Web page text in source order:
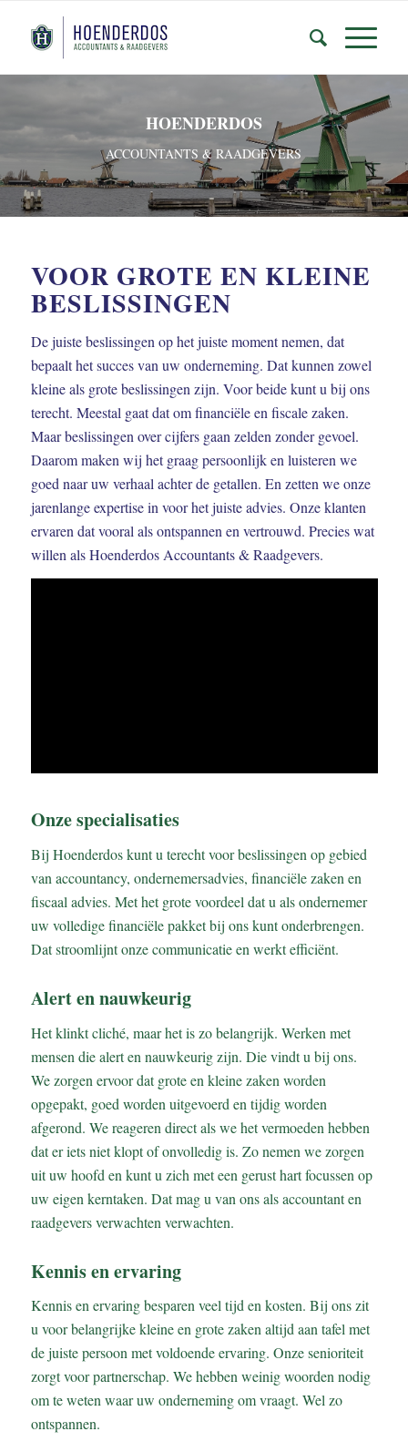
HOENDERDOS
ACCOUNTANTS & RAADGEVERS
VOOR GROTE EN KLEINE
BESLISSINGEN
De juiste beslissingen op het juiste moment nemen, dat
bepaalt het succes van uw onderneming. Dat kunnen zowel
kleine als grote beslissingen zijn. Voor beide kunt u bij ons
terecht. Meestal gaat dat om financiële en fiscale zaken.
Maar beslissingen over cijfers gaan zelden zonder gevoel.
Daarom maken wij het graag persoonlijk en luisteren we
goed naar uw verhaal achter de getallen. En zetten we onze
jarenlange expertise in voor het juiste advies. Onze klanten
ervaren dat vooral als ontspannen en vertrouwd. Precies wat
willen als Hoenderdos Accountants & Raadgevers.
Onze specialisaties
Bij Hoenderdos kunt u terecht voor beslissingen op gebied
van accountancy, ondernemersadvies, financiële zaken en
fiscaal advies. Met het grote voordeel dat u als ondernemer
uw volledige financiële pakket bij ons kunt onderbrengen.
Dat stroomlijnt onze communicatie en werkt efficiënt.
Alert en nauwkeurig
Het klinkt cliché, maar het is zo belangrijk. Werken met
mensen die alert en nauwkeurig zijn. Die vindt u bij ons.
We zorgen ervoor dat grote en kleine zaken worden
opgepakt, goed worden uitgevoerd en tijdig worden
afgerond. We reageren direct als we het vermoeden hebben
dat er iets niet klopt of onvolledig is. Zo nemen we zorgen
uit uw hoofd en kunt u zich met een gerust hart focussen op
uw eigen kerntaken. Dat mag u van ons als accountant en
raadgevers verwachten verwachten.
Kennis en ervaring
Kennis en ervaring besparen veel tijd en kosten. Bij ons zit
u voor belangrijke kleine en grote zaken altijd aan tafel met
de juiste persoon met voldoende ervaring. Onze senioriteit
zorgt voor partnerschap. We hebben weinig woorden nodig
om te weten waar uw onderneming om vraagt. Wel zo
ontspannen.